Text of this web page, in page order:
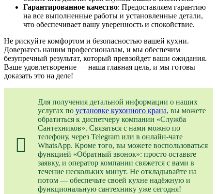
Гарантированное качество: Предоставляем гарантию
на все выполненные работы и установленные детали,
что обеспечивает вашу уверенность и спокойствие.
Не рискуйте комфортом и безопасностью вашей кухни.
Доверьтесь нашим профессионалам, и мы обеспечим
безупречный результат, который превзойдет ваши ожидания.
Ваше удовлетворение — наша главная цель, и мы готовы
доказать это на деле!
Для получения детальной информации о наших
услугах по установке кухонного крана, вы можете
обратиться к диспетчеру компании «Служба
Сантехников». Связаться с нами можно по
телефону, через Telegram или в онлайн-чате
WhatsApp. Кроме того, вы можете воспользоваться
функцией «Обратный звонок»: просто оставьте
заявку, и оператор компании свяжется с вами в
течение нескольких минут. Не откладывайте на
потом — обеспечьте своей кухне надёжную и
функциональную сантехнику уже сегодня!